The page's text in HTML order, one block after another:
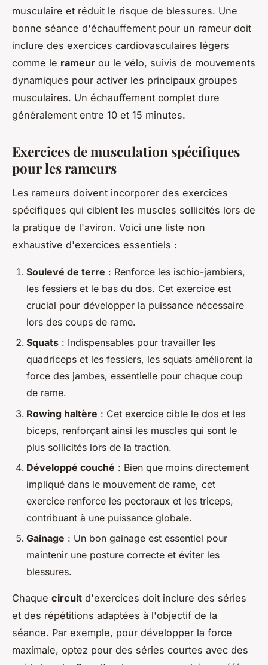
musculaire et réduit le risque de blessures. Une
bonne séance d'échauffement pour un rameur doit
inclure des exercices cardiovasculaires légers
comme le rameur ou le vélo, suivis de mouvements
dynamiques pour activer les principaux groupes
musculaires. Un échauffement complet dure
généralement entre 10 et 15 minutes.
Exercices de musculation spécifiques
pour les rameurs
Les rameurs doivent incorporer des exercices
spécifiques qui ciblent les muscles sollicités lors de
la pratique de l'aviron. Voici une liste non
exhaustive d'exercices essentiels :
Soulevé de terre : Renforce les ischio-jambiers,
les fessiers et le bas du dos. Cet exercice est
crucial pour développer la puissance nécessaire
lors des coups de rame.
Squats : Indispensables pour travailler les
quadriceps et les fessiers, les squats améliorent la
force des jambes, essentielle pour chaque coup
de rame.
Rowing haltère : Cet exercice cible le dos et les
biceps, renforçant ainsi les muscles qui sont le
plus sollicités lors de la traction.
Développé couché : Bien que moins directement
impliqué dans le mouvement de rame, cet
exercice renforce les pectoraux et les triceps,
contribuant à une puissance globale.
Gainage : Un bon gainage est essentiel pour
maintenir une posture correcte et éviter les
blessures.
Chaque circuit d'exercices doit inclure des séries
et des répétitions adaptées à l'objectif de la
séance. Par exemple, pour développer la force
maximale, optez pour des séries courtes avec des